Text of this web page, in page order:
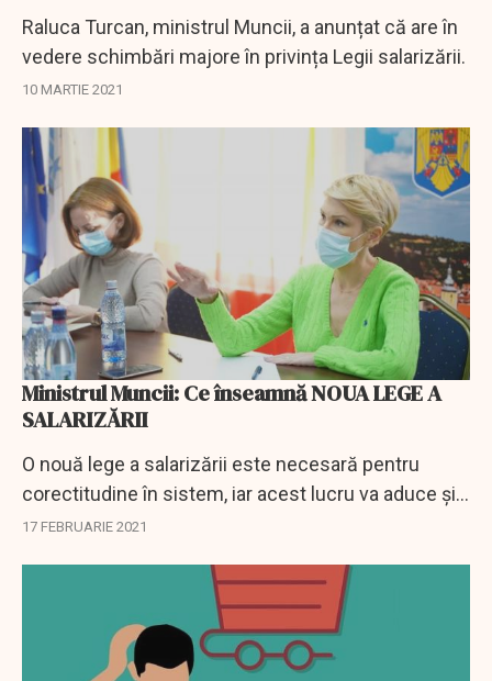
Raluca Turcan, ministrul Muncii, a anunțat că are în
vedere schimbări majore în privința Legii salarizării.
10 MARTIE 2021
Ministrul Muncii: Ce înseamnă NOUA LEGE A
SALARIZĂRII
O nouă lege a salarizării este necesară pentru
corectitudine în sistem, iar acest lucru va aduce și
o nouă perspectivă din partea agențiilor de rating, a
17 FEBRUARIE 2021